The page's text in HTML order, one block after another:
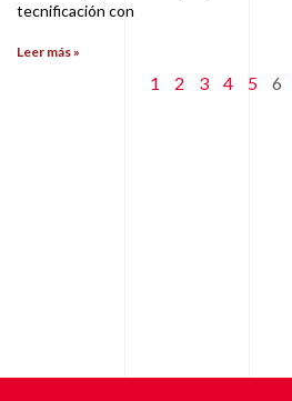
tecnificación con
Leer más »
1 2 3 4 5 6